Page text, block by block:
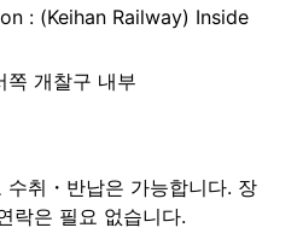
: (Keihan Railway) Inside
쪽 개찰구 내부
취・반납은 가능합니다. 장
락은 필요 없습니다.